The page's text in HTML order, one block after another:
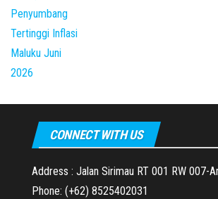
CONNECT WITH US
Address : Jalan Sirimau RT 001 RW 007-
Phone: (+62) 8525402031